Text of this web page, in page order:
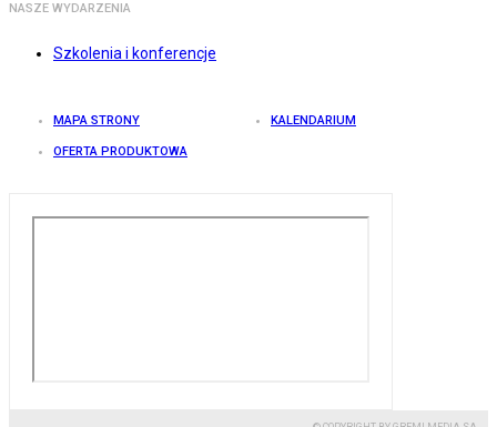
NASZE WYDARZENIA
Szkolenia i konferencje
MAPA STRONY KALENDARIUM
OFERTA PRODUKTOWA